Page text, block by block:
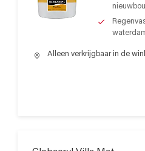
Alleen verkrijgbaar in de